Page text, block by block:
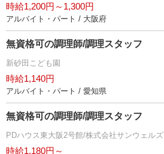
時給1,200円～1,300円
アルバイト・パート / 大阪府
無資格可の調理師/調理スタッフ
新砂田こども園
時給1,140円
アルバイト・パート / 愛知県
無資格可の調理師/調理スタッフ
PDハウス東大阪2号館/株式会社サンウェルズ
時給1,180円～